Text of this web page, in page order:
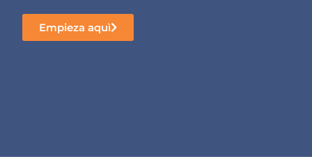
Empieza aquì